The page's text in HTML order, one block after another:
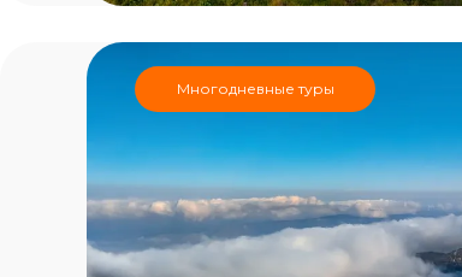
Многодневные туры